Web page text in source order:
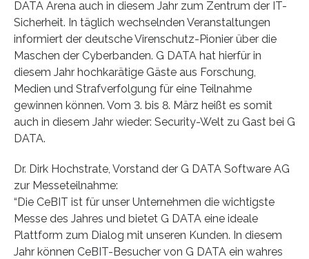
DATA Arena auch in diesem Jahr zum Zentrum der IT-
Sicherheit. In täglich wechselnden Veranstaltungen
informiert der deutsche Virenschutz-Pionier über die
Maschen der Cyberbanden. G DATA hat hierfür in
diesem Jahr hochkarätige Gäste aus Forschung,
Medien und Strafverfolgung für eine Teilnahme
gewinnen können. Vom 3. bis 8. März heißt es somit
auch in diesem Jahr wieder: Security-Welt zu Gast bei G
DATA.
Dr. Dirk Hochstrate, Vorstand der G DATA Software AG
zur Messeteilnahme:
“Die CeBIT ist für unser Unternehmen die wichtigste
Messe des Jahres und bietet G DATA eine ideale
Plattform zum Dialog mit unseren Kunden. In diesem
Jahr können CeBIT-Besucher von G DATA ein wahres